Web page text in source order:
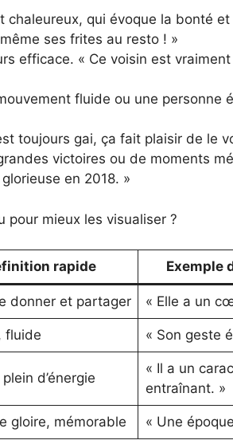
chaleureux, qui évoque la bonté et
ses frites au resto ! »
efficace. « Ce voisin est vraiment
fluide ou une personne
toujours gai, ça fait plaisir de le
victoires ou de moments
en 2018. »
pour mieux les visualiser ?
rapide Exemple
donner et partager « Elle a un
fluide « Son geste
d’énergie
« Il a un
entraînant. »
gloire, mémorable « Une